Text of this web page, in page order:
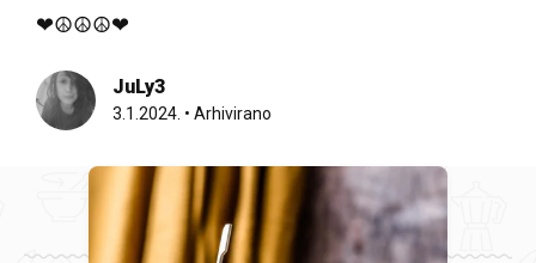
❤☮☮☮❤
JuLy3
3.1.2024. • Arhivirano